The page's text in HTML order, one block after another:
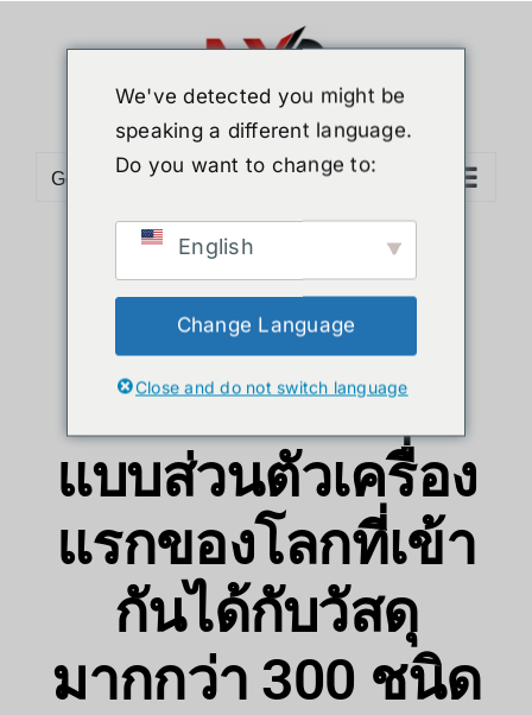
Go to...
eufyMake UV
Printer E1:
เครื่องพิมพ์ UV
แบบส่วนตัวเครื่อง
แรกของโลกที่เข้า
กันได้กับวัสดุ
มากกว่า 300 ชนิด
We've detected you might be
speaking a different language.
Do you want to change to:
English
Change Language
Close and do not switch language